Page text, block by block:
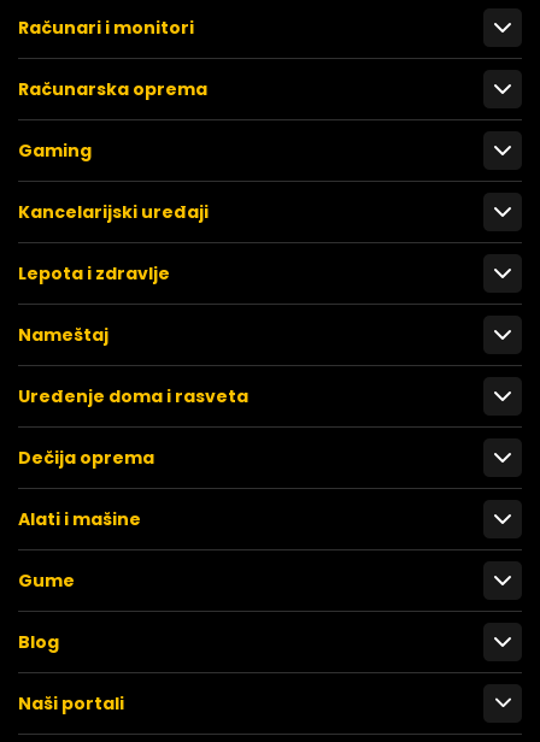
Računari i monitori
Računarska oprema
Gaming
Kancelarijski uređaji
Lepota i zdravlje
Nameštaj
Uređenje doma i rasveta
Dečija oprema
Alati i mašine
Gume
Blog
Naši portali